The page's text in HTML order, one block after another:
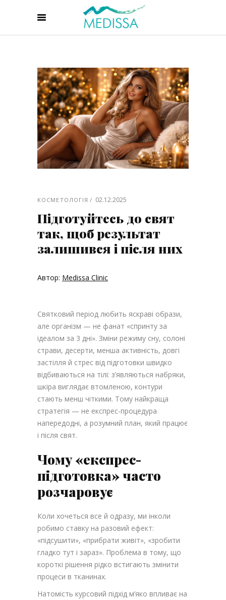
КОСМЕТОЛОГІЯ 02.12.2025
Підготуйтесь до свят
так, щоб результат
залишився і після них
Автор: Medissa Clinic
Святковий період любить яскраві образи,
але організм — не фанат «спринту за
ідеалом за 3 дні». Зміни режиму сну, солоні
страви, десерти, менша активність, довгі
застілля й стрес від підготовки швидко
відбиваються на тілі: з’являються набряки,
шкіра виглядає втомленою, контури
стають менш чіткими. Тому найкраща
стратегія — не експрес-процедура
напередодні, а розумний план, який працює
і після свят.
Чому «експрес-
підготовка» часто
розчаровує
Коли хочеться все й одразу, ми інколи
робимо ставку на разовий ефект:
«підсушити», «прибрати живіт», «зробити
гладко тут і зараз». Проблема в тому, що
короткі рішення рідко встигають змінити
процеси в тканинах.
Натомість курсовий підхід м’яко впливає на